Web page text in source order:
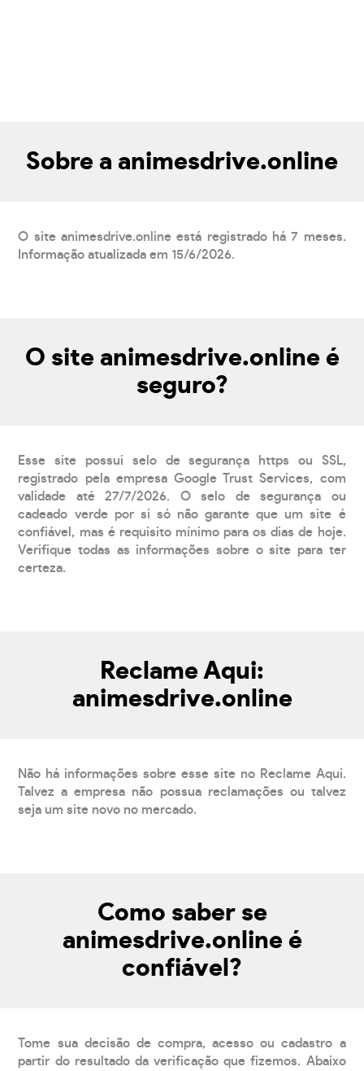
Sobre a animesdrive.online
O site animesdrive.online está registrado há 7 meses.
Informação atualizada em 15/6/2026.
O site animesdrive.online é
seguro?
Esse site possui selo de segurança https ou SSL,
registrado pela empresa Google Trust Services, com
validade até 27/7/2026. O selo de segurança ou
cadeado verde por si só não garante que um site é
confiável, mas é requisito mínimo para os dias de hoje.
Verifique todas as informações sobre o site para ter
certeza.
Reclame Aqui:
animesdrive.online
Não há informações sobre esse site no Reclame Aqui.
Talvez a empresa não possua reclamações ou talvez
seja um site novo no mercado.
Como saber se
animesdrive.online é
confiável?
Tome sua decisão de compra, acesso ou cadastro a
partir do resultado da verificação que fizemos. Abaixo